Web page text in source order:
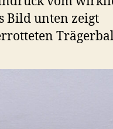
Bild unten zeigt